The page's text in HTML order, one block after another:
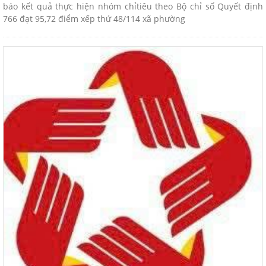
báo kết quả thực hiện nhóm chỉtiêu theo Bộ chỉ số Quyết định
766 đạt 95,72 điểm xếp thứ 48/114 xã phường